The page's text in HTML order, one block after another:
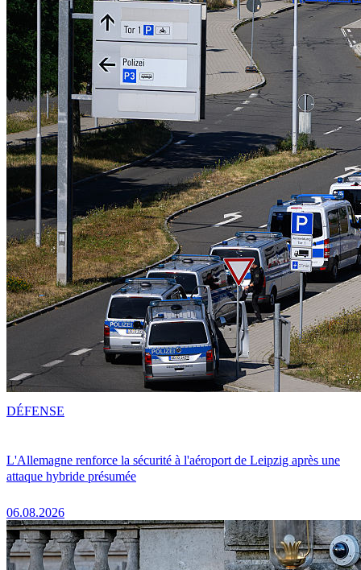
L'Allemagne renforce la sécurité à l'aéroport de Leipzig après une
attaque hybride présumée
06.08.2026
DÉFENSE